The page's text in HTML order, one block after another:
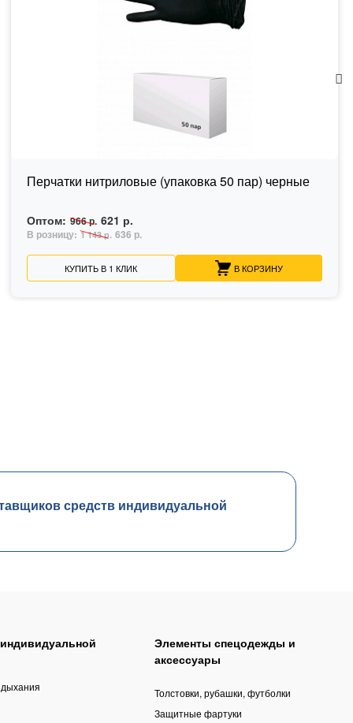
Перчатки нитриловые (упаковка 50 пар) черные
Оптом: 966 р. 621 р.
В розницу: 1 143 р. 636 р.
КУПИТЬ В 1 КЛИК В КОРЗИНУ
средств индивидуальной
Элементы спецодежды и
аксессуары
Толстовки, рубашки, футболки
Защитные фартуки